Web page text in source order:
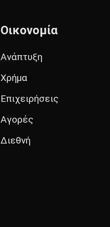
Οικονομία
Ανάπτυξη
Χρήμα
Επιχειρήσεις
Αγορές
Διεθνή